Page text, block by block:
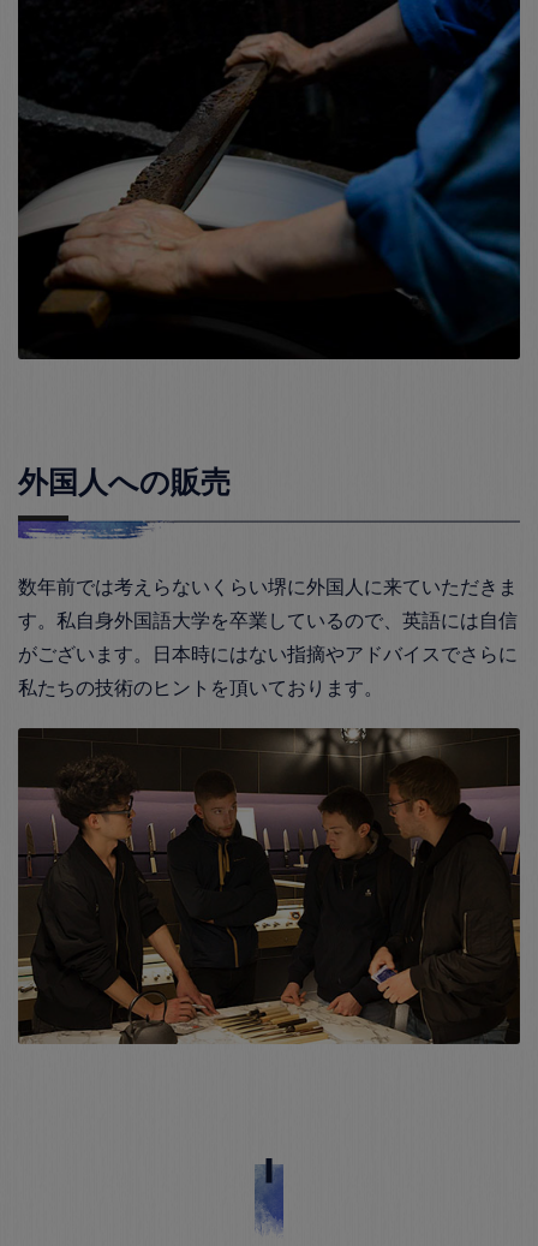
外国人への販売
数年前では考えらないくらい堺に外国人に来ていただきま
す。私自身外国語大学を卒業しているので、英語には自信
がございます。日本時にはない指摘やアドバイスでさらに
私たちの技術のヒントを頂いております。